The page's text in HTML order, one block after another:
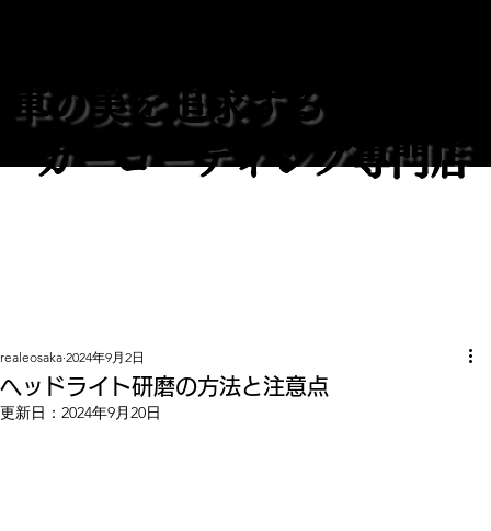
車の美を追求する
カーコーティング専門店
ヘッドライト研磨の方法と注意点
realeosaka 2024年9月2日
更新日： 2024年9月20日